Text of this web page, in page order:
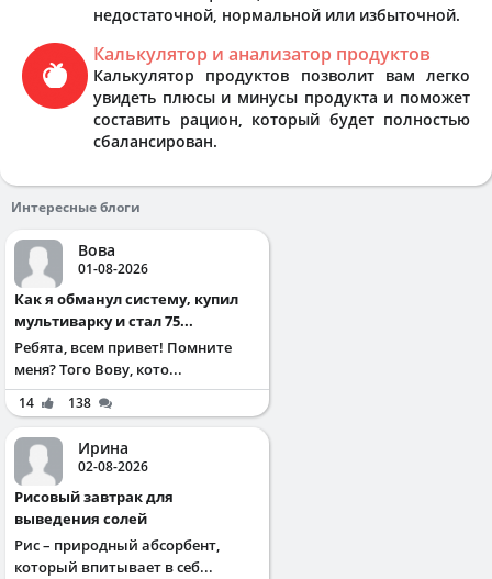
недостаточной, нормальной или избыточной.
Калькулятор и анализатор продуктов
Калькулятор продуктов позволит вам легко
увидеть плюсы и минусы продукта и поможет
составить рацион, который будет полностью
сбалансирован.
Интересные блоги
Вова
01-08-2026
Как я обманул систему, купил
мультиварку и стал 75...
Ребята, всем привет! Помните
меня? Того Вову, кото...
14 138
Ирина
02-08-2026
Рисовый завтрак для
выведения солей
Рис – природный абсорбент,
который впитывает в себ...